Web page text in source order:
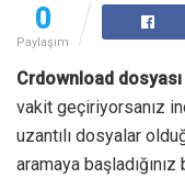
0
Paylaşım
Crdownload
vakit geçiriyorsanız
uzantılı dosyalar
aramaya